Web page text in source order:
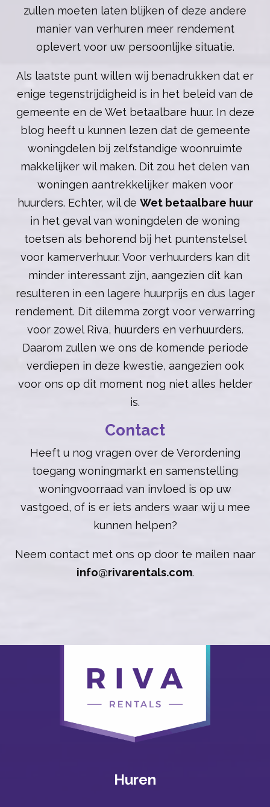
zullen moeten laten blijken of deze andere
manier van verhuren meer rendement
oplevert voor uw persoonlijke situatie.
Als laatste punt willen wij benadrukken dat er
enige tegenstrijdigheid is in het beleid van de
gemeente en de Wet betaalbare huur. In deze
blog heeft u kunnen lezen dat de gemeente
woningdelen bij zelfstandige woonruimte
makkelijker wil maken. Dit zou het delen van
woningen aantrekkelijker maken voor
huurders. Echter, wil de Wet betaalbare huur
in het geval van woningdelen de woning
toetsen als behorend bij het puntenstelsel
voor kamerverhuur. Voor verhuurders kan dit
minder interessant zijn, aangezien dit kan
resulteren in een lagere huurprijs en dus lager
rendement. Dit dilemma zorgt voor verwarring
voor zowel Riva, huurders en verhuurders.
Daarom zullen we ons de komende periode
verdiepen in deze kwestie, aangezien ook
voor ons op dit moment nog niet alles helder
is.
Contact
Heeft u nog vragen over de Verordening
toegang woningmarkt en samenstelling
woningvoorraad van invloed is op uw
vastgoed, of is er iets anders waar wij u mee
kunnen helpen?
Neem contact met ons op door te mailen naar
info@rivarentals.com.
Huren